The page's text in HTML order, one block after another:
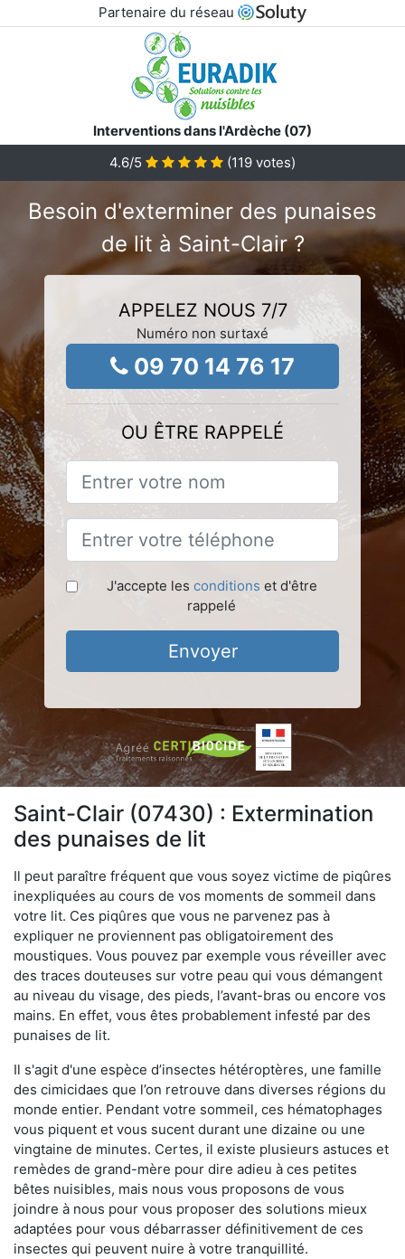
Partenaire du réseau
Interventions dans l'Ardèche (07)
4.6/5 (119 votes)
Besoin d'exterminer des punaises
de lit à Saint-Clair ?
APPELEZ NOUS 7/7
Numéro non surtaxé
09 70 14 76 17
OU ÊTRE RAPPELÉ
J'accepte les conditions et d'être
rappelé
Envoyer
Saint-Clair (07430) : Extermination
des punaises de lit
Il peut paraître fréquent que vous soyez victime de piqûres
inexpliquées au cours de vos moments de sommeil dans
votre lit. Ces piqûres que vous ne parvenez pas à
expliquer ne proviennent pas obligatoirement des
moustiques. Vous pouvez par exemple vous réveiller avec
des traces douteuses sur votre peau qui vous démangent
au niveau du visage, des pieds, l’avant-bras ou encore vos
mains. En effet, vous êtes probablement infesté par des
punaises de lit.
Il s'agit d'une espèce d’insectes hétéroptères, une famille
des cimicidaes que l’on retrouve dans diverses régions du
monde entier. Pendant votre sommeil, ces hématophages
vous piquent et vous sucent durant une dizaine ou une
vingtaine de minutes. Certes, il existe plusieurs astuces et
remèdes de grand-mère pour dire adieu à ces petites
bêtes nuisibles, mais nous vous proposons de vous
joindre à nous pour vous proposer des solutions mieux
adaptées pour vous débarrasser définitivement de ces
insectes qui peuvent nuire à votre tranquillité.